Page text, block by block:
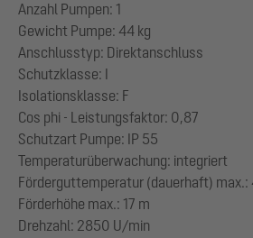
Anzahl Pumpen: 1
Gewicht Pumpe: 44 kg
Anschlusstyp: Direktanschluss
Schutzklasse: I
Isolationsklasse: F
Cos phi - Leistungsfaktor: 0,87
Schutzart Pumpe: IP 55
Temperaturüberwachung: integriert
Förderguttemperatur (dauerhaft) max.:
Förderhöhe max.: 17 m
Drehzahl: 2850 U/min